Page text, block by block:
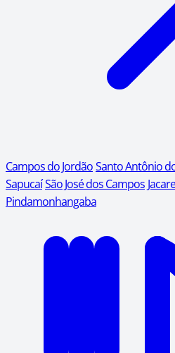
Campos do JordãoSanto Antônio
SapucaíSão José dos Campos
Pindamonhangaba